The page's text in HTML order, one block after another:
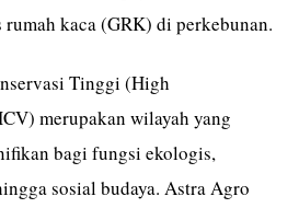
kaca (GRK) di perkebunan.
Tinggi (High
merupakan wilayah yang
bagi fungsi ekologis,
sosial budaya. Astra Agro